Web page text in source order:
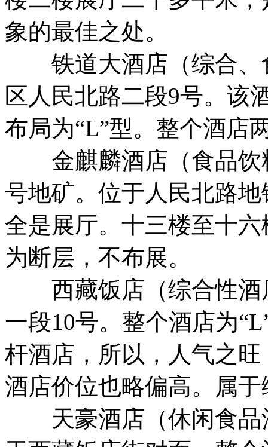
象的最佳之处。
铁道大酒店（综合、
区人民北路二段9号。该
布局为“L”型。整个酒店
金麒麟酒店（食品饮
号地矿。位于人民北路
全是展厅。十三楼至十
为断层，不布展。
西藏饭店（综合性酒
一段10号。整个酒店为
杆酒店，所以，人气之
酒店价位也略偏高。属
天豪酒店（休闲食品